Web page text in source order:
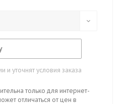
уточнят условия заказа
только для интернет-
отличаться от цен в